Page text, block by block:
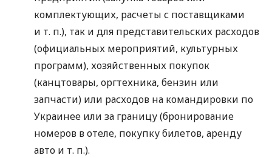
комплектующих, расчеты с поставщиками
и т. п.), так и для представительских расходов
(официальных мероприятий, культурных
программ), хозяйственных покупок
(канцтовары, оргтехника, бензин или
запчасти) или расходов на командировки по
Украинее или за границу (бронирование
номеров в отеле, покупку билетов, аренду
авто и т. п.).